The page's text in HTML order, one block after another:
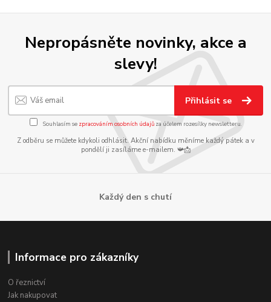
Nepropásněte novinky, akce a
slevy!
Přihlásit se
Souhlasím se zpracováním osobních údajůza účelem rozesílky newsletteru.
Z odběru se můžete kdykoli odhlásit. Akční nabídku měníme každý pátek a v
pondělí ji zasíláme e-mailem. 📯📩
Každý den s chutí
Informace pro zákazníky
O řeznictví
Jak nakupovat